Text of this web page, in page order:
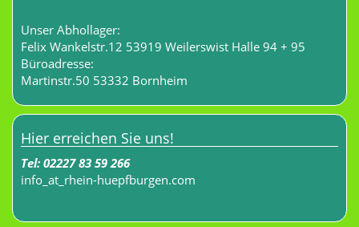
Unser Abhollager:
Felix Wankelstr.12 53919 Weilerswist Halle 94 + 95
Büroadresse:
Martinstr.50 53332 Bornheim
Hier erreichen Sie uns!
Tel: 02227 83 59 266
info _at_ rhein-huepfburgen.com